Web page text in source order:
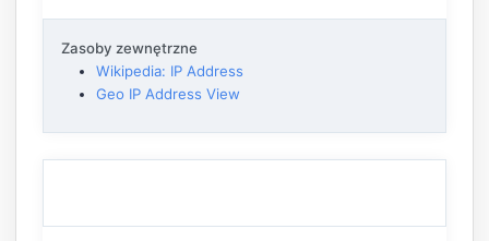
Zasoby zewnętrzne
Wikipedia: IP Address
Geo IP Address View